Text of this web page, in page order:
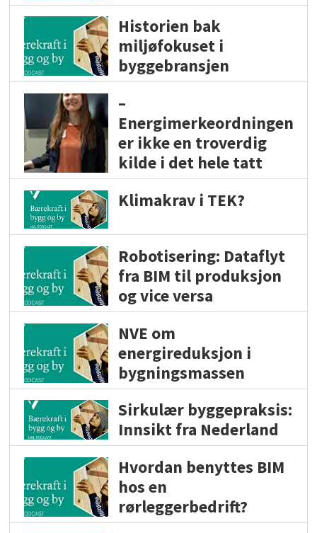
Historien bak
miljøfokuset i
byggebransjen
–
Energimerkeordningen
er ikke en troverdig
kilde i det hele tatt
Klimakrav i TEK?
Robotisering: Dataflyt
fra BIM til produksjon
og vice versa
NVE om
energireduksjon i
bygningsmassen
Sirkulær byggepraksis:
Innsikt fra Nederland
Hvordan benyttes BIM
hos en
rørleggerbedrift?